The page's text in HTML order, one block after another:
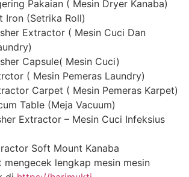
Pakaian ( Mesin Dryer Kanaba)
Iron (Setrika Roll)
Extractor ( Mesin Cuci Dan
Capsule( Mesin Cuci)
( Mesin Pemeras Laundry)
Carpet ( Mesin Pemeras Karpet)
Table (Meja Vacuum)
Extractor – Mesin Cuci Infeksius
Soft Mount Kanaba
mengecek lengkap mesin mesin